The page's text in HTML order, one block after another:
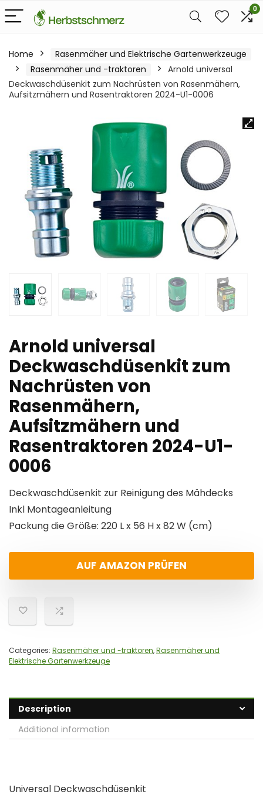
0
Home
Rasenmäher und Elektrische Gartenwerkzeuge
Rasenmäher und -traktoren
Arnold universal
Deckwaschdüsenkit zum Nachrüsten von Rasenmähern,
Aufsitzmähern und Rasentraktoren 2024-U1-0006
Arnold universal
Deckwaschdüsenkit zum
Nachrüsten von
Rasenmähern,
Aufsitzmähern und
Rasentraktoren 2024-U1-
0006
Deckwaschdüsenkit zur Reinigung des Mähdecks
Inkl Montageanleitung
Packung die Größe: 220 L x 56 H x 82 W (cm)
AUF AMAZON PRÜFEN
Categories: Rasenmäher und -traktoren,Rasenmäher und
Elektrische Gartenwerkzeuge
Description
Additional information
Universal Deckwaschdüsenkit